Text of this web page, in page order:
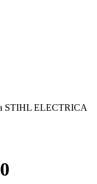
STIHL ELECTRICA